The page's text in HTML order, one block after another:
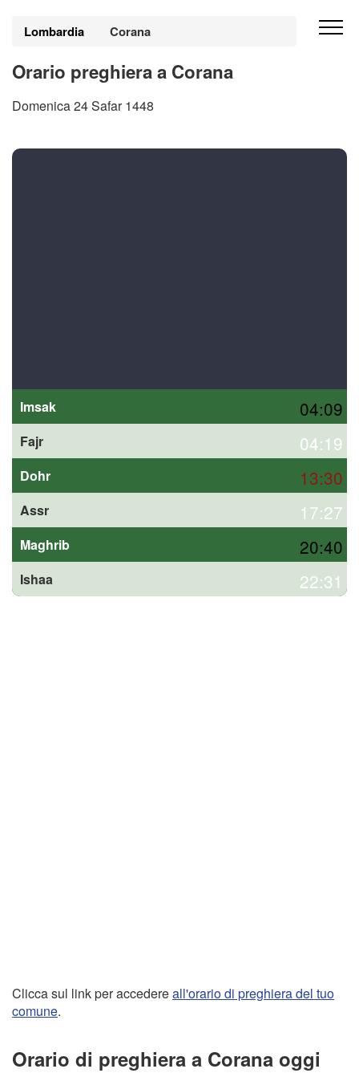
Lombardia Corana
Orario preghiera a Corana
Domenica 24 Safar 1448
Imsak 04:09
Fajr 04:19
Dohr 13:30
Assr 17:27
Maghrib 20:40
Ishaa 22:31
Clicca sul link per accedereall'orario di preghiera del tuo
comune.
Orario di preghiera a Corana oggi